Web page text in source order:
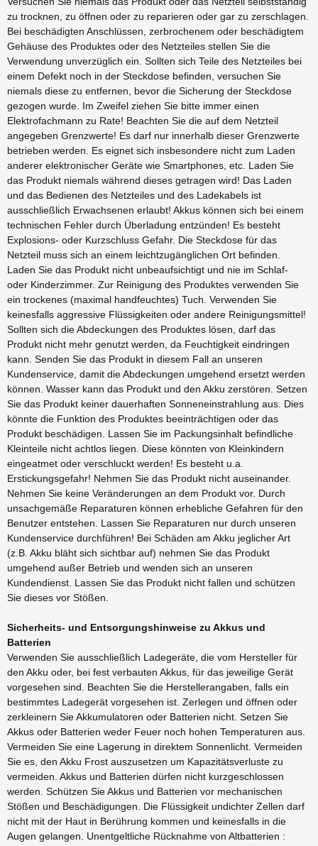
zu trocknen, zu öffnen oder zu reparieren oder gar zu zerschlagen.
Bei beschädigten Anschlüssen, zerbrochenem oder beschädigtem
Gehäuse des Produktes oder des Netzteiles stellen Sie die
Verwendung unverzüglich ein. Sollten sich Teile des Netzteiles bei
einem Defekt noch in der Steckdose befinden, versuchen Sie
niemals diese zu entfernen, bevor die Sicherung der Steckdose
gezogen wurde. Im Zweifel ziehen Sie bitte immer einen
Elektrofachmann zu Rate! Beachten Sie die auf dem Netzteil
angegeben Grenzwerte! Es darf nur innerhalb dieser Grenzwerte
betrieben werden. Es eignet sich insbesondere nicht zum Laden
anderer elektronischer Geräte wie Smartphones, etc. Laden Sie
das Produkt niemals während dieses getragen wird! Das Laden
und das Bedienen des Netzteiles und des Ladekabels ist
ausschließlich Erwachsenen erlaubt! Akkus können sich bei einem
technischen Fehler durch Überladung entzünden! Es besteht
Explosions- oder Kurzschluss Gefahr. Die Steckdose für das
Netzteil muss sich an einem leichtzugänglichen Ort befinden.
Laden Sie das Produkt nicht unbeaufsichtigt und nie im Schlaf-
oder Kinderzimmer. Zur Reinigung des Produktes verwenden Sie
ein trockenes (maximal handfeuchtes) Tuch. Verwenden Sie
keinesfalls aggressive Flüssigkeiten oder andere Reinigungsmittel!
Sollten sich die Abdeckungen des Produktes lösen, darf das
Produkt nicht mehr genutzt werden, da Feuchtigkeit eindringen
kann. Senden Sie das Produkt in diesem Fall an unseren
Kundenservice, damit die Abdeckungen umgehend ersetzt werden
können. Wasser kann das Produkt und den Akku zerstören. Setzen
Sie das Produkt keiner dauerhaften Sonneneinstrahlung aus. Dies
könnte die Funktion des Produktes beeinträchtigen oder das
Produkt beschädigen. Lassen Sie im Packungsinhalt befindliche
Kleinteile nicht achtlos liegen. Diese könnten von Kleinkindern
eingeatmet oder verschluckt werden! Es besteht u.a.
Erstickungsgefahr! Nehmen Sie das Produkt nicht auseinander.
Nehmen Sie keine Veränderungen an dem Produkt vor. Durch
unsachgemäße Reparaturen können erhebliche Gefahren für den
Benutzer entstehen. Lassen Sie Reparaturen nur durch unseren
Kundenservice durchführen! Bei Schäden am Akku jeglicher Art
(z.B. Akku bläht sich sichtbar auf) nehmen Sie das Produkt
umgehend außer Betrieb und wenden sich an unseren
Kundendienst. Lassen Sie das Produkt nicht fallen und schützen
Sie dieses vor Stößen.
Sicherheits- und Entsorgungshinweise zu Akkus und
Batterien
Verwenden Sie ausschließlich Ladegeräte, die vom Hersteller für
den Akku oder, bei fest verbauten Akkus, für das jeweilige Gerät
vorgesehen sind. Beachten Sie die Herstellerangaben, falls ein
bestimmtes Ladegerät vorgesehen ist. Zerlegen und öffnen oder
zerkleinern Sie Akkumulatoren oder Batterien nicht. Setzen Sie
Akkus oder Batterien weder Feuer noch hohen Temperaturen aus.
Vermeiden Sie eine Lagerung in direktem Sonnenlicht. Vermeiden
Sie es, den Akku Frost auszusetzen um Kapazitätsverluste zu
vermeiden. Akkus und Batterien dürfen nicht kurzgeschlossen
werden. Schützen Sie Akkus und Batterien vor mechanischen
Stößen und Beschädigungen. Die Flüssigkeit undichter Zellen darf
nicht mit der Haut in Berührung kommen und keinesfalls in die
Augen gelangen. Unentgeltliche Rücknahme von Altbatterien :